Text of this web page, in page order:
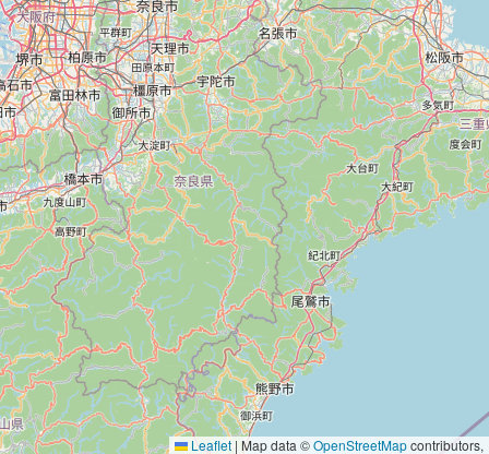
Leaflet | Map data ©OpenStreetMapcontributors,